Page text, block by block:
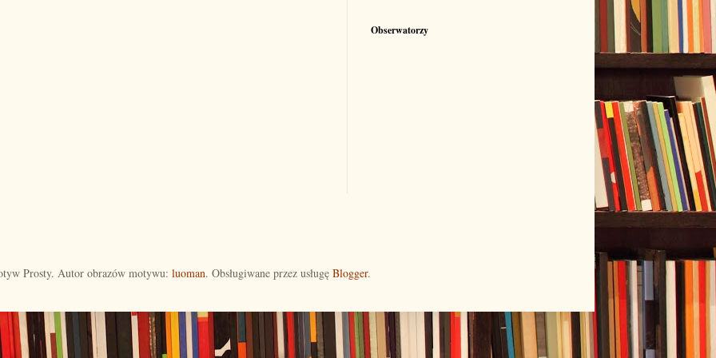
Obserwatorzy
Prosty. Autor obrazów motywu: luoman. Obsługiwane przez usługę Blogger.